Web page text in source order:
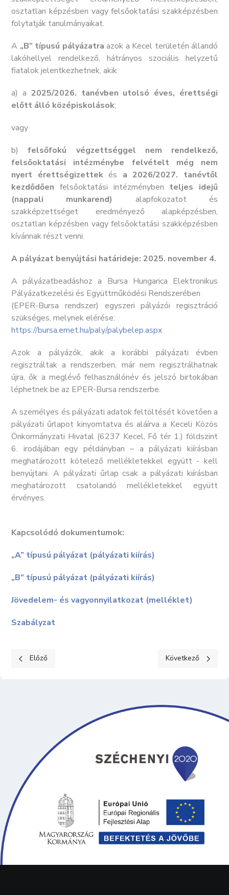
osztatlan képzésben vagy felsőoktatási szakképzésben
folytatják tanulmányaikat.
A „B” típusú pályázatra azok a Kecel területén állandó
lakóhellyel rendelkező, hátrányos szociális helyzetű
fiatalok jelentkezhetnek, akik
a) a 2025/2026. tanévben utolsó éves, érettségi
előtt álló középiskolások;
vagy
b)felsőfokú végzettséggel nem rendelkező,
felsőoktatási intézménybe felvételt még nem
nyert érettségizettekés a 2026/2027. tanévtől
kezdődően felsőoktatási intézményben teljes idejű
(nappali munkarend)
alapfokozatot és
szakképzettséget eredményező alapképzésben,
osztatlan képzésben vagy felsőoktatási szakképzésben
kívánnak részt venni.
A pályázat benyújtási határideje: 2025. november 4.
A pályázatbeadáshoz a Bursa Hungarica Elektronikus
Pályázatkezelési és Együttműködési Rendszerében
(EPER-Bursa rendszer) egyszeri pályázói regisztráció
szükséges, melynek elérése:
https://bursa.emet.hu/paly/palybelep.aspx
Azok a pályázók, akik a korábbi pályázati évben
regisztráltak a rendszerben, már nem regisztrálhatnak
újra, ők a meglévő felhasználónév és jelszó birtokában
léphetnek be az EPER-Bursa rendszerbe.
A személyes és pályázati adatok feltöltését követően a
pályázati űrlapot kinyomtatva és aláírva a Keceli Közös
Önkormányzati Hivatal (6237 Kecel, Fő tér 1.) földszint
6. irodájában egy példányban – a pályázati kiírásban
meghatározott kötelező mellékletekkel együtt - kell
benyújtani. A pályázati űrlap csak a pályázati kiírásban
meghatározott csatolandó mellékletekkel együtt
érvényes.
Kapcsolódó dokumentumok:
„A” típusú pályázat (pályázati kiírás)
„B” típusú pályázat (pályázati kiírás)
Jövedelem- és vagyonnyilatkozat (melléklet)
Szabályzat
Előző cikk: Keceli Hírek - 2025. november
Előző Következő cikk:
Következő